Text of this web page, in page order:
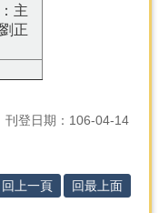
主
正
刊登日期：106-04-14
回上一頁 回最上面